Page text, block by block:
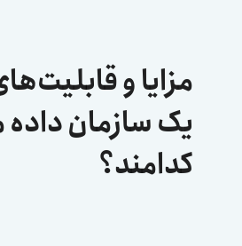
مزایا و
یک سازمان
کدامند؟